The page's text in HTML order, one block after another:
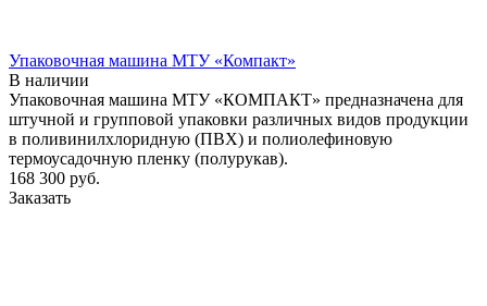
Упаковочная машина МТУ «Компакт»
В наличии
Упаковочная машина МТУ «КОМПАКТ» предназначена для
штучной и групповой упаковки различных видов продукции
в поливинилхлоридную (ПВХ) и полиолефиновую
термоусадочную пленку (полурукав).
168 300 руб.
Заказать